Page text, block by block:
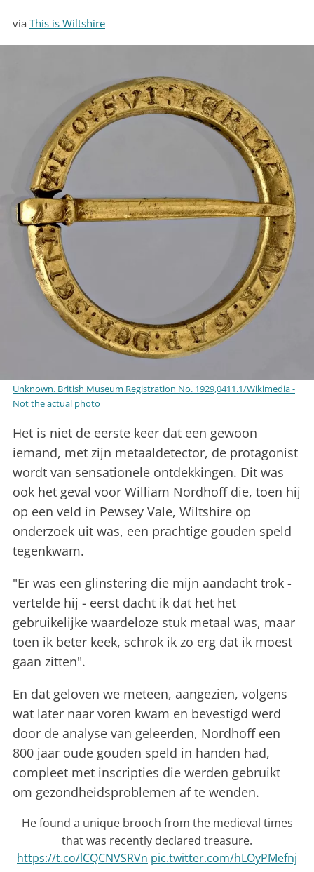
via This is Wiltshire
Unknown. British Museum Registration No. 1929,0411.1/Wikimedia -
Not the actual photo
Het is niet de eerste keer dat een gewoon
iemand, met zijn metaaldetector, de protagonist
wordt van sensationele ontdekkingen. Dit was
ook het geval voor William Nordhoff die, toen hij
op een veld in Pewsey Vale, Wiltshire op
onderzoek uit was, een prachtige gouden speld
tegenkwam.
"Er was een glinstering die mijn aandacht trok -
vertelde hij - eerst dacht ik dat het het
gebruikelijke waardeloze stuk metaal was, maar
toen ik beter keek, schrok ik zo erg dat ik moest
gaan zitten".
En dat geloven we meteen, aangezien, volgens
wat later naar voren kwam en bevestigd werd
door de analyse van geleerden, Nordhoff een
800 jaar oude gouden speld in handen had,
compleet met inscripties die werden gebruikt
om gezondheidsproblemen af ​​te wenden.
He found a unique brooch from the medieval times
that was recently declared treasure.
https://t.co/lCQCNVSRVn pic.twitter.com/hLOyPMefnj